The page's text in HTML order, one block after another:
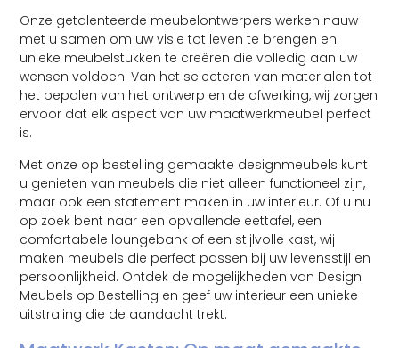
Onze getalenteerde meubelontwerpers werken nauw
met u samen om uw visie tot leven te brengen en
unieke meubelstukken te creëren die volledig aan uw
wensen voldoen. Van het selecteren van materialen tot
het bepalen van het ontwerp en de afwerking, wij zorgen
ervoor dat elk aspect van uw maatwerkmeubel perfect
is.
Met onze op bestelling gemaakte designmeubels kunt
u genieten van meubels die niet alleen functioneel zijn,
maar ook een statement maken in uw interieur. Of u nu
op zoek bent naar een opvallende eettafel, een
comfortabele loungebank of een stijlvolle kast, wij
maken meubels die perfect passen bij uw levensstijl en
persoonlijkheid. Ontdek de mogelijkheden van Design
Meubels op Bestelling en geef uw interieur een unieke
uitstraling die de aandacht trekt.